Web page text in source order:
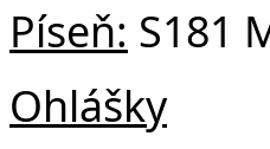
Píseň: S181
Ohlášky